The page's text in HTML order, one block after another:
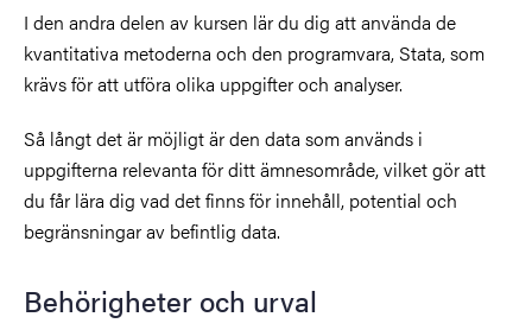
I den andra delen av kursen lär du dig att använda de
kvantitativa metoderna och den programvara, Stata, som
krävs för att utföra olika uppgifter och analyser.
Så långt det är möjligt är den data som används i
uppgifterna relevanta för ditt ämnesområde, vilket gör att
du får lära dig vad det finns för innehåll, potential och
begränsningar av befintlig data.
Behörigheter och urval